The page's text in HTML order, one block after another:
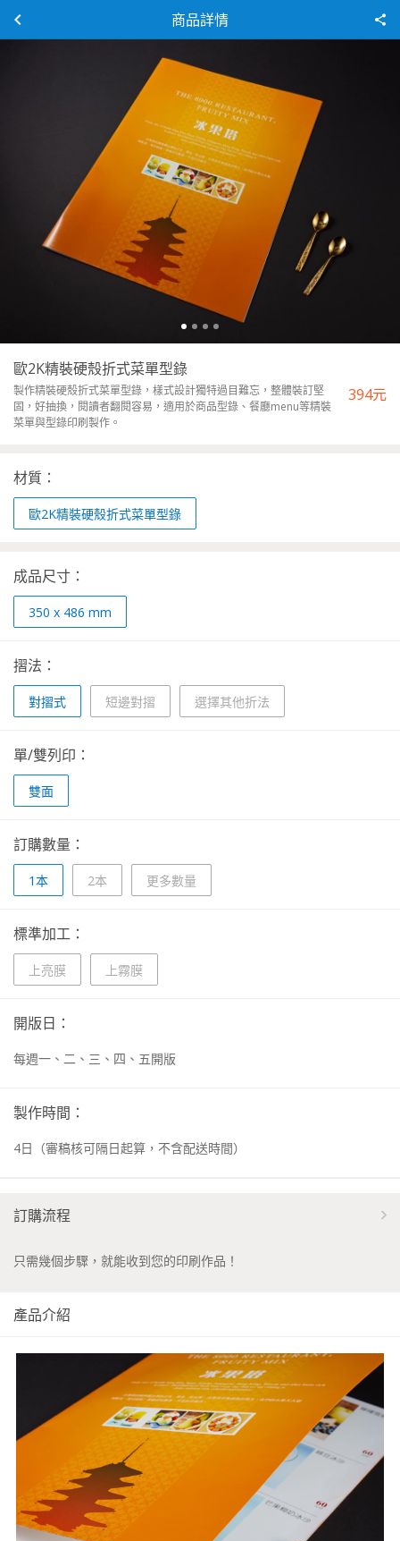
商品詳情
歐2K精裝硬殼折式菜單型錄
製作精裝硬殼折式菜單型錄，樣式設計獨特過目難忘，整體裝訂堅
固，好抽換，閱讀者翻閱容易，適用於商品型錄、餐廳menu等精裝
菜單與型錄印刷製作。
394元
材質：
歐2K精裝硬殼折式菜單型錄
成品尺寸：
350 x 486 mm
摺法：
對摺式 短邊對摺 選擇其他折法
單/雙列印：
雙面
訂購數量：
1本 2本 更多數量
標準加工：
上亮膜 上霧膜
開版日：
每週一、二、三、四、五開版
製作時間：
4日 （審稿核可隔日起算，不含配送時間）
訂購流程
只需幾個步驟，就能收到您的印刷作品！
產品介紹